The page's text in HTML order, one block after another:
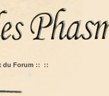
du Forum :: ::